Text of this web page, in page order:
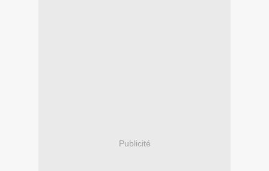
Publicité